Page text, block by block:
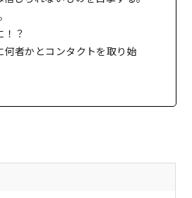
？
何者かとコンタクトを取り始